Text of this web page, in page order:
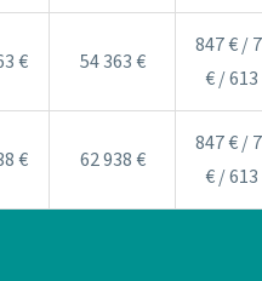
€ 54 363 €
847 € /
€ / 613
€ 62 938 €
847 € /
€ / 613